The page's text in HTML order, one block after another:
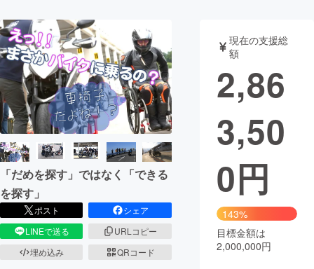
テクノロジー・ガジェット
映像・映画 書籍・雑誌
ビジネス・起業 チャレンジ
まちづくり・地域活性化
CAMPFIRE for Social Good
CAMPFIRE Creation
CAMPFIREふるさと納税
コミュニティ
「だめを探す」ではなく「できる
を探す」
ポスト
シェア
LINEで送る
URLコピー
埋め込み
QRコード
現在の支援総
額
2,86
3,50
0円
143%
目標金額は
2,000,000円